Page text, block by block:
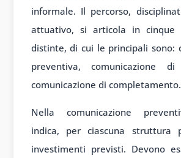
informale. Il percorso,
attuativo, si articola in cinque
distinte, di cui le principali sono:
preventiva, comunicazione
comunicazione di completamento.
Nella comunicazione
indica, per ciascuna struttura
investimenti previsti. Devono